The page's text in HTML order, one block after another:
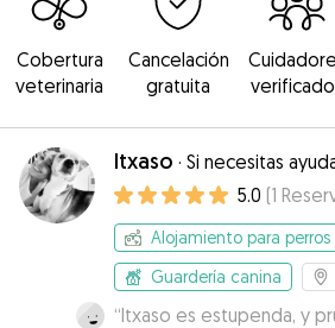
Cobertura
veterinaria
Cancelación
gratuita
Itxaso · Si necesitas
5.0 (1
Alojamiento para perros
Guardería canina
“Itxaso es estupenda, y